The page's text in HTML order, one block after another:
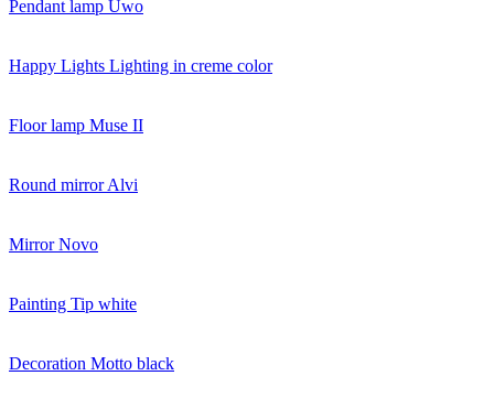
Pendant lamp Uwo
Happy Lights Lighting in creme color
Floor lamp Muse II
Round mirror Alvi
Mirror Novo
Painting Tip white
Decoration Motto black